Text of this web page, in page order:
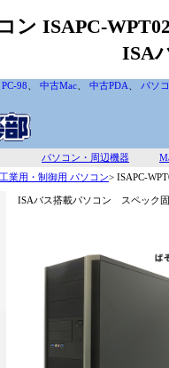
ン ISAPC-
ISA
PC-98、 中古Mac、 中古PDA、 パソ
パソコン・周辺機器
工業用・制御用 パソコン> ISAPC-
ISAバス搭載パソコン スペック